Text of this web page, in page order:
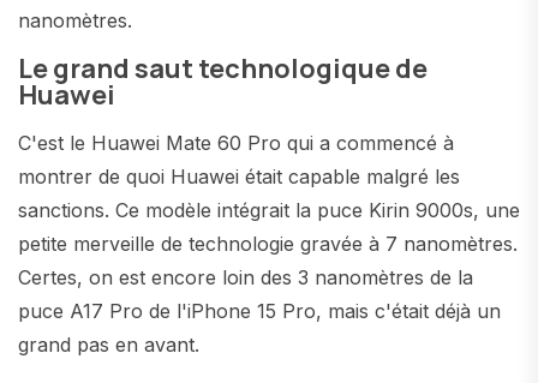
nanomètres.
Le grand saut technologique de
Huawei
C'est le Huawei Mate 60 Pro qui a commencé à
montrer de quoi Huawei était capable malgré les
sanctions. Ce modèle intégrait la puce Kirin 9000s, une
petite merveille de technologie gravée à 7 nanomètres.
Certes, on est encore loin des 3 nanomètres de la
puce A17 Pro de l'iPhone 15 Pro, mais c'était déjà un
grand pas en avant.